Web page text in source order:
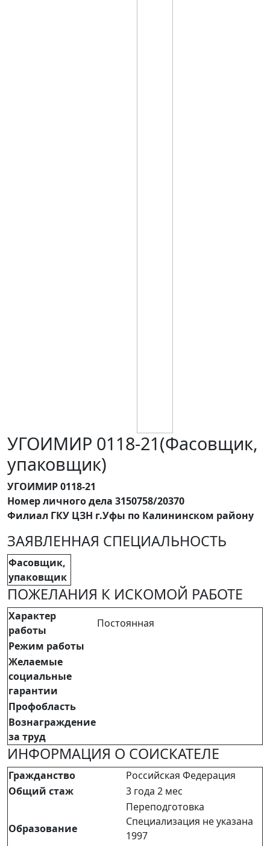
УГОИМИР 0118-21(Фасовщик,
упаковщик)
УГОИМИР 0118-21
Номер личного дела 3150758/20370
Филиал ГКУ ЦЗН г.Уфы по Калининском району
ЗАЯВЛЕННАЯ СПЕЦИАЛЬНОСТЬ
Фасовщик,
упаковщик
ПОЖЕЛАНИЯ К ИСКОМОЙ РАБОТЕ
Характер
работы
Постоянная
Режим работы
Желаемые
социальные
гарантии
Профобласть
Вознаграждение
за труд
ИНФОРМАЦИЯ О СОИСКАТЕЛЕ
Гражданство
Российская Федерация
Общий стаж
3 года 2 мес
Образование
Переподготовка
Специализация не указана
1997